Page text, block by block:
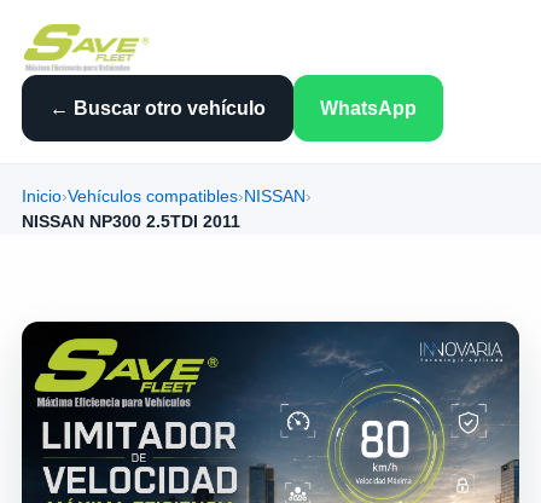
← Buscar otro vehículo WhatsApp
Inicio›Vehículos compatibles› NISSAN ›
NISSAN NP300 2.5TDI 2011